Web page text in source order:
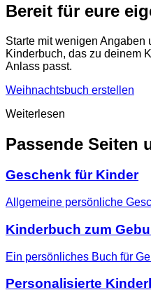
Bereit für eure
Starte mit wenigen
Kinderbuch, das zu deinem
Anlass passt.
Weihnachtsbuch erstellen
Weiterlesen
Passende Seiten
Geschenk für Kinder
Allgemeine persönliche
Kinderbuch zum
Ein persönliches Buch für
Personalisierte